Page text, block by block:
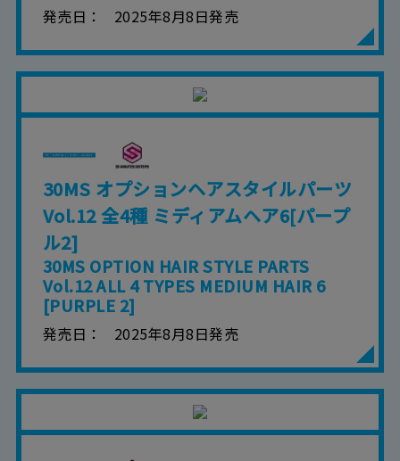
発売日 2025年8月8日発売
30MS オプションヘアスタイルパーツ
Vol.12 全4種 ミディアムヘア6[パープ
ル2]
30MS OPTION HAIR STYLE PARTS
Vol.12 ALL 4 TYPES MEDIUM HAIR 6
[PURPLE 2]
発売日 2025年8月8日発売